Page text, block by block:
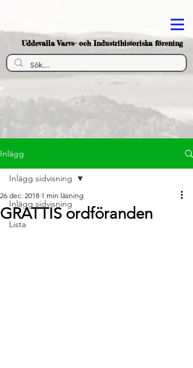
Uddevalla Varvs- och Industrihistoriska förening
Inlägg
Inlägg sidvisning
Lista
Inlägg sidvisning
GRATTIS ordföranden
26 dec. 2018 1 min läsning